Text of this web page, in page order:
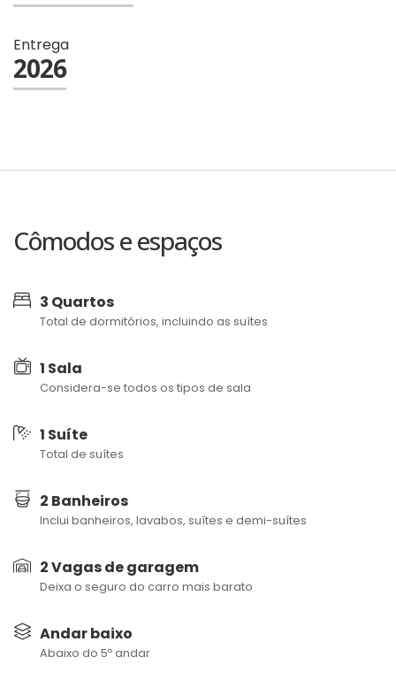
Entrega
2026
Cômodos e espaços
3 Quartos
Total de dormitórios, incluindo as suítes
1 Sala
Considera-se todos os tipos de sala
1 Suíte
Total de suítes
2 Banheiros
Inclui banheiros, lavabos, suítes e demi-suítes
2 Vagas de garagem
Deixa o seguro do carro mais barato
Andar baixo
Abaixo do 5º andar